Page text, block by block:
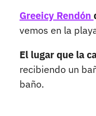
Greeicy Rendón
vemos en la
El lugar que la
recibiendo un
baño.